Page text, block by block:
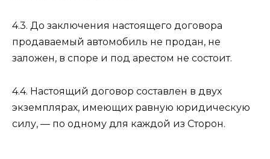
4.3. До заключения настоящего договора
продаваемый автомобиль не продан, не
заложен, в споре и под арестом не состоит.
4.4. Настоящий договор составлен в двух
экземплярах, имеющих равную юридическую
силу, — по одному для каждой из Сторон.